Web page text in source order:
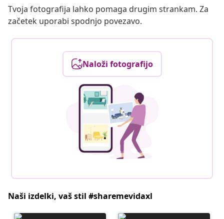
Tvoja fotografija lahko pomaga drugim strankam. Za
začetek uporabi spodnjo povezavo.
Naloži fotografijo
Naši izdelki, vaš stil #sharemevidaxl